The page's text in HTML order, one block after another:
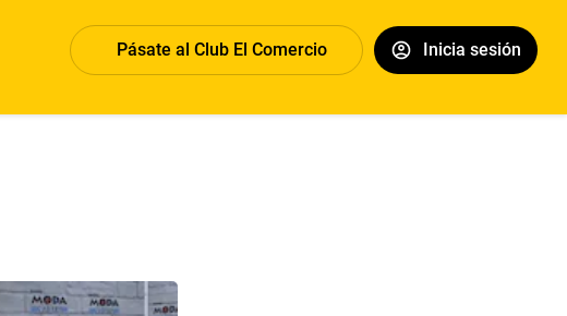
Pásate al Club El Comercio Inicia sesión